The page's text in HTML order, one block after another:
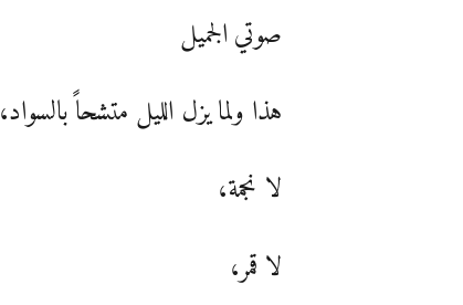
صوتي الجميل
هذا ولما يزل الليل متشحاً بالسواد،
لا نجمة،
لا قمر،